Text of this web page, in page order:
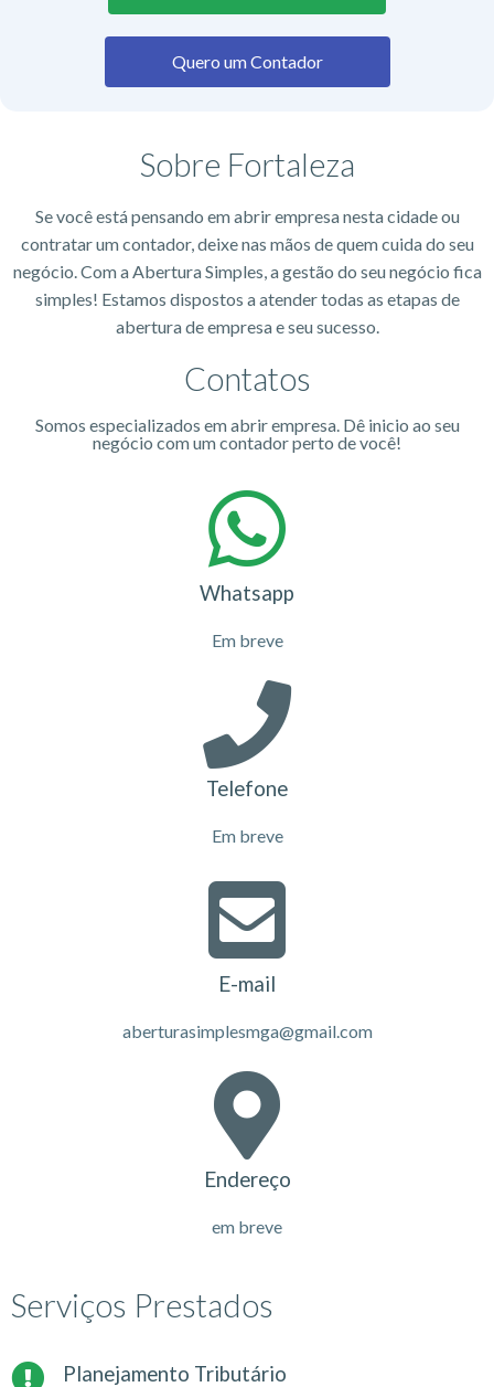
Quero um Contador
Sobre Fortaleza
Se você está pensando em abrir empresa nesta cidade ou
contratar um contador, deixe nas mãos de quem cuida do seu
negócio. Com a Abertura Simples, a gestão do seu negócio fica
simples! Estamos dispostos a atender todas as etapas de
abertura de empresa e seu sucesso.
Contatos
Somos especializados em abrir empresa. Dê inicio ao seu
negócio com um contador perto de você!
Whatsapp
Em breve
Telefone
Em breve
E-mail
aberturasimplesmga@gmail.com
Endereço
em breve
Serviços Prestados
Planejamento Tributário